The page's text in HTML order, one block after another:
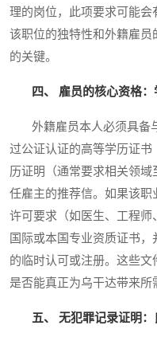
理的岗位，此项要求可能
该职位的独特性和外籍雇员
的关键。
四、 雇员的核心资格
外籍雇员本人必须具备
过公证认证的高等学历证
历证明（通常要求相关领
任雇主的推荐信。如果该
许可要求（如医生、工程
国际或本国专业资质证书
的临时认可或注册。这些
是否能真正为乌干达带来所
五、 无犯罪记录证明